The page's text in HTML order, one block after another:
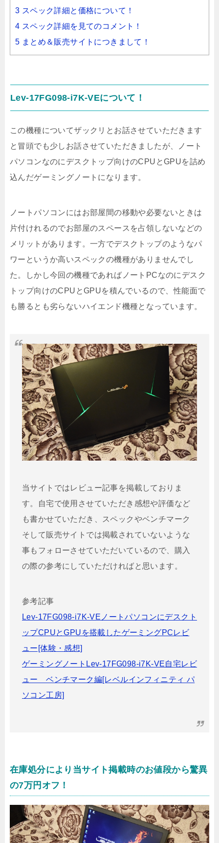
3 スペック詳細と価格について！
4 スペック詳細を見てのコメント！
5 まとめ＆販売サイトにつきまして！
Lev-17FG098-i7K-VEについて！
この機種についてザックリとお話させていただきます
と冒頭でも少しお話させていただきましたが、ノート
パソコンなのにデスクトップ向けのCPUとGPUを詰め
込んだゲーミングノートになります。
ノートパソコンにはお部屋間の移動や必要ないときは
片付けれるのでお部屋のスペースを占領しないなどの
メリットがあります。一方でデスクトップのようなパ
ワーというか高いスペックの機種がありませんでし
た。しかし今回の機種であればノートPCなのにデスク
トップ向けのCPUとGPUを積んでいるので、性能面で
も勝るとも劣らないハイエンド機種となっています。
当サイトではレビュー記事を掲載しておりま
す。自宅で使用させていただき感想や評価など
も書かせていただき、スペックやベンチマーク
そして販売サイトでは掲載されていないような
事もフォローさせていただいているので、購入
の際の参考にしていただければと思います。
参考記事
Lev-17FG098-i7K-VEノートパソコンにデスクト
ップCPUとGPUを搭載したゲーミングPCレビ
ュー[体験・感想]
ゲーミングノートLev-17FG098-i7K-VE自宅レビ
ュー ベンチマーク編[レベルインフィニティ パ
ソコン工房]
在庫処分により当サイト掲載時のお値段から驚異
の7万円オフ！